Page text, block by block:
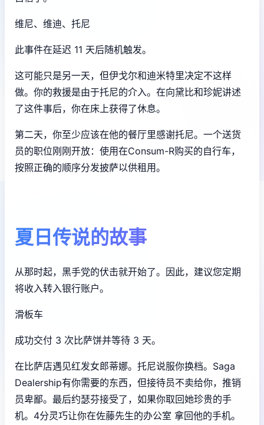
维尼、维迪、托尼
此事件在延迟 11 天后随机触发。
这可能只是另一天，但伊戈尔和迪米特里决定不这样
做。你的救援是由于托尼的介入。在向黛比和珍妮讲述
了这件事后，你在床上获得了休息。
第二天，你至少应该在他的餐厅里感谢托尼。一个送货
员的职位刚刚开放：使用在Consum-R购买的自行车，
按照正确的顺序分发披萨以供租用。
夏日传说的故事
从那时起，黑手党的伏击就开始了。因此，建议您定期
将收入转入银行账户。
滑板车
成功交付 3 次比萨饼并等待 3 天。
在比萨店遇见红发女郎蒂娜。托尼说服你换档。Saga
Dealership有你需要的东西，但接待员不卖给你，推销
员卑鄙。最后约瑟芬接受了，如果你取回她珍贵的手
机。4分灵巧让你在佐藤先生的办公室 拿回他的手机。